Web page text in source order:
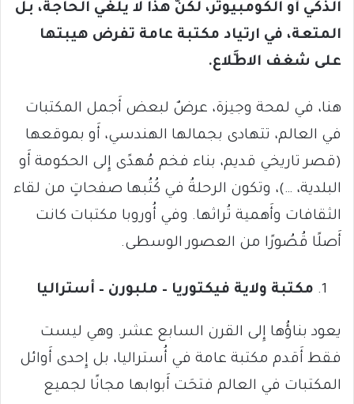
الذكي أَو الكومبيوتر، لكنَّ هذا لا يلغي الحاجة، بل
المتعة، في ارتياد مكتبة عامة تفرض هيبتها
على شغف الاطَّلاع.
هنا، في لمحة وجيزة، عرضٌ لبعض أَجمل المكتبات
في العالم، تتهادى بجمالها الهندسي، أَو بموقعها
(قصر تاريخي قديم، بناء فخم مُهدًى إِلى الحكومة أَو
البلدية، …)، وتكون الرحلةُ في كُتُبها صفحاتٍ من لقاء
الثقافات وأَهمية تُراثها. وفي أُوروبا مكتبات كانت
أَصلًا قُصُورًا من العصور الوسطى.
مكتبة ولاية فيكتوريا – ملبورن – أستراليا
يعود بناؤُها إِلى القرن السابع عشر. وهي ليست
فقط أَقدم مكتبة عامة في أُستراليا، بل إِحدى أَوائل
المكتبات في العالم فتحَت أَبوابها مجانًا لجميع